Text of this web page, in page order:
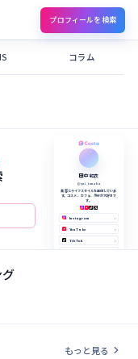
プロフィールを検索
コラム
田中 結衣
@yui_tanaka
美容とライフスタイルを発信していま
す。コスメ、カフェ、旅行が大好きで
す。
Instagram ›
YouTube ›
TikTok ›
もっと見る chevron_right